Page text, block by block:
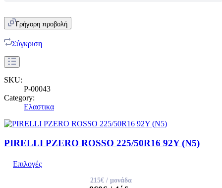
Γρήγορη προβολή
Σύγκριση
SKU:
P-00043
Category:
Ελαστικα
PIRELLI PZERO ROSSO 225/50R16 92Y (N5)
Επιλογές
215€ / μονάδα